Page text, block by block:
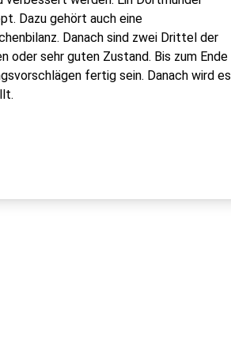
Dazu gehört auch eine
Danach sind zwei Drittel der
oder sehr guten Zustand. Bis zum Ende
fertig sein. Danach wird es